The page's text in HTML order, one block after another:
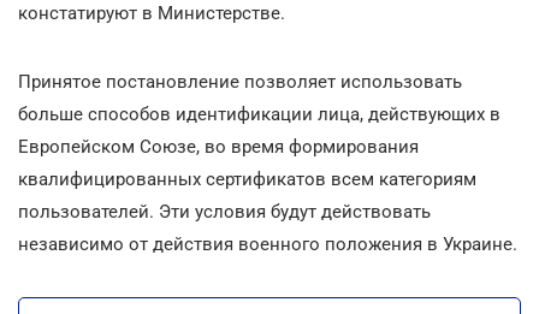
констатируют в Министерстве.
Принятое постановление позволяет использовать
больше способов идентификации лица, действующих в
Европейском Союзе, во время формирования
квалифицированных сертификатов всем категориям
пользователей. Эти условия будут действовать
независимо от действия военного положения в Украине.